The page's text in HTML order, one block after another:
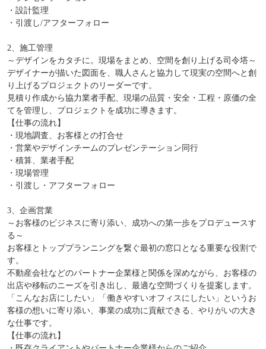
・設計監理
・引渡し/アフターフォロー
2、施工管理
～デザインをカタチに。現場をまとめ、空間を創り上げる司令塔～
デザイナーが描いた図面を、職人さんと協力して現実の空間へと創
り上げるプロジェクトのリーダーです。
見積り作成から協力業者手配、現場の品質・安全・工程・原価の全
てを管理し、プロジェクトを成功に導きます。
【仕事の流れ】
・現地調査、お客様との打合せ
・営業やデザインチームのプレゼンテーション同行
・積算、業者手配
・現場管理
・引渡し・アフターフォロー
3、企画営業
～お客様のビジネスに寄り添い、成功への第一歩をプロデュースす
る～
お客様とトッププランニングを繋ぐ最初の窓口となる重要な役割で
す。
不動産会社などのパートナー企業様と関係を深めながら、お客様の
出店や移転のニーズを引き出し、最適な空間づくりを提案します。
「こんなお店にしたい」「働きやすいオフィスにしたい」というお
客様の想いに寄り添い、事業の成功に貢献できる、やりがいの大き
な仕事です。
【仕事の流れ】